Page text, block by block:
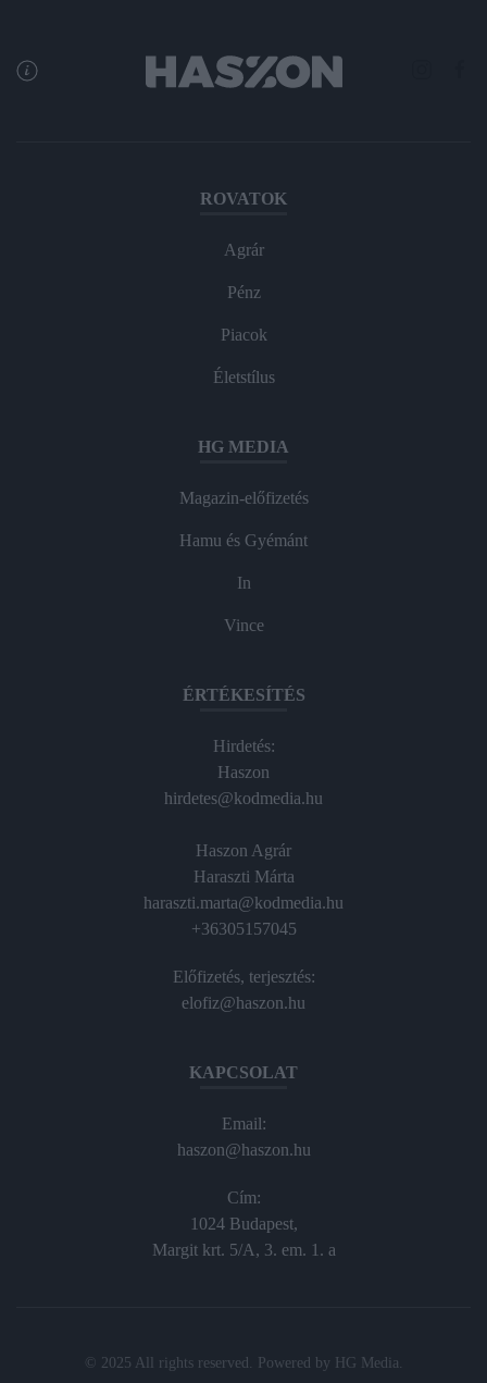
ROVATOK
Agrár
Pénz
Piacok
Életstílus
HG MEDIA
Magazin-előfizetés
Hamu és Gyémánt
In
Vince
ÉRTÉKESÍTÉS
Hirdetés:
Haszon
hirdetes@kodmedia.hu
Haszon Agrár
Haraszti Márta
haraszti.marta@kodmedia.hu
+36305157045
Előfizetés, terjesztés:
elofiz@haszon.hu
KAPCSOLAT
Email:
haszon@haszon.hu
Cím:
1024 Budapest,
Margit krt. 5/A, 3. em. 1. a
© 2025 All rights reserved. Powered by HG Media